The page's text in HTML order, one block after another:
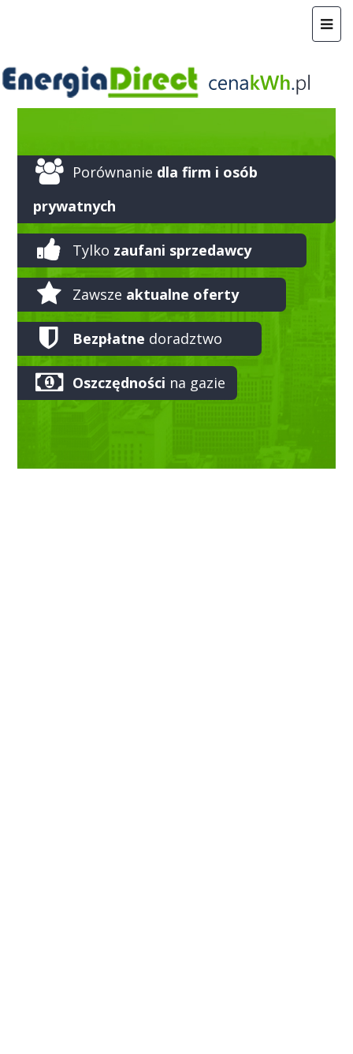
Porównanie dla firm i osób
prywatnych
Tylko zaufani sprzedawcy
Zawsze aktualne oferty
Bezpłatne doradztwo
Oszczędności na gazie